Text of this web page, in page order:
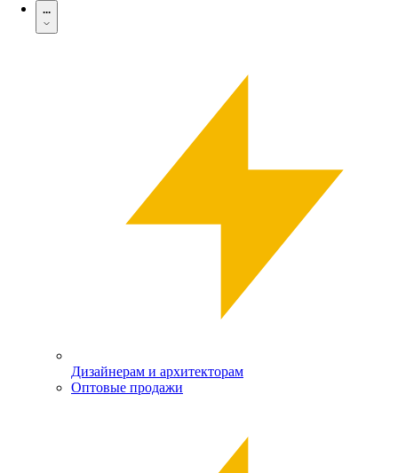
...
Дизайнерам и архитекторам
Оптовые продажи